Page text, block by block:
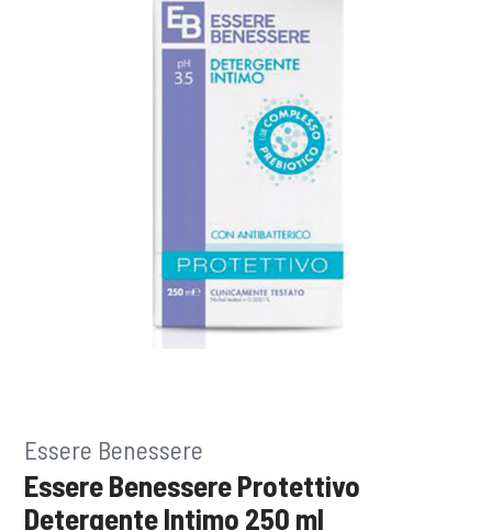
Essere Benessere
Essere Benessere Protettivo
Detergente Intimo 250 ml